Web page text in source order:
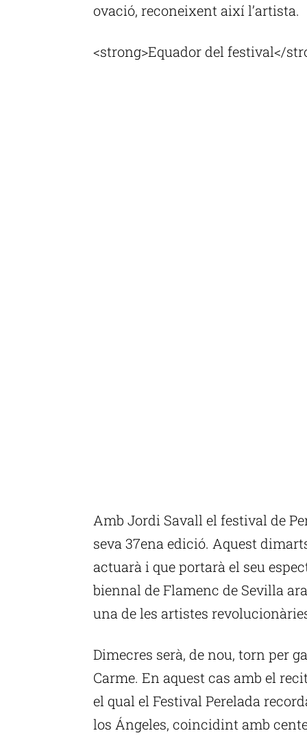
ovació, reconeixent així l’artista.
<strong>Equador del festival</
Amb Jordi Savall el festival de
seva 37ena edició. Aquest
actuarà i que portarà el seu
biennal de Flamenc de Sevilla
una de les artistes
Dimecres serà, de nou, torn per
Carme. En aquest cas amb el
el qual el Festival Perelada
los Ángeles, coincidint amb